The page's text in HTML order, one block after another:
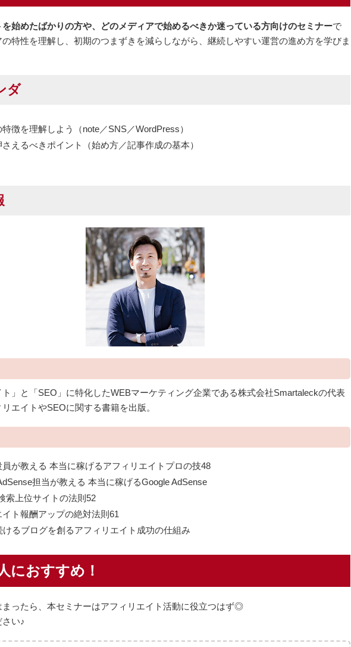
始めたばかりの方や、どのメディアで始めるべきか迷っている方向けのセミナーで
特性を理解し、初期のつまずきを減らしながら、継続しやすい運営の進め方を学びま
ダ
特徴を理解しよう（note／SNS／WordPress）
えるべきポイント（始め方／記事作成の基本）
ト」と「SEO」に特化したWEBマーケティング企業である株式会社Smartaleckの代表
エイトやSEOに関する書籍を出版。
が教える 本当に稼げるアフィリエイトプロの技48
担当が教える 本当に稼げるGoogle AdSense
索上位サイトの法則52
イト報酬アップの絶対法則61
けるブログを創るアフィリエイト成功の仕組み
におすすめ！
まったら、本セミナーはアフィリエイト活動に役立つはず◎
い♪